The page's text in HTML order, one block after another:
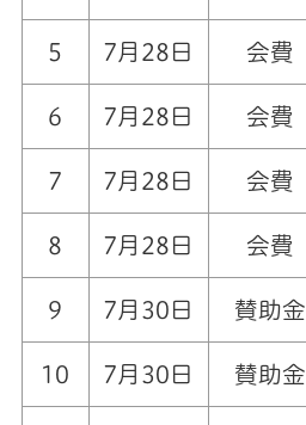
5 7月28日 会費
6 7月28日 会費
7 7月28日 会費
8 7月28日 会費
9 7月30日 賛助金
10 7月30日 賛助金